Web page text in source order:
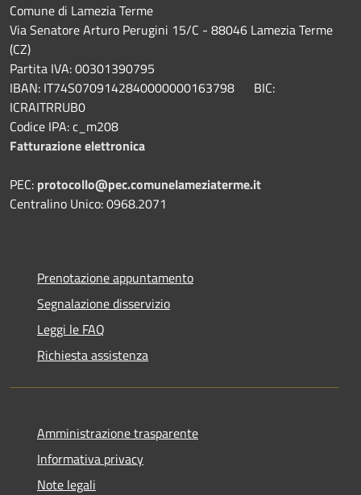
Comune di Lamezia Terme
Via Senatore Arturo Perugini 15/C - 88046 Lamezia Terme
(CZ)
Partita IVA: 00301390795
IBAN: IT74S0709142840000000163798 BIC:
ICRAITRRUB0
Codice IPA: c_m208
Fatturazione elettronica
PEC: protocollo@pec.comunelameziaterme.it
Centralino Unico: 0968.2071
Prenotazione appuntamento
Segnalazione disservizio
Leggi le FAQ
Richiesta assistenza
Amministrazione trasparente
Informativa privacy
Note legali